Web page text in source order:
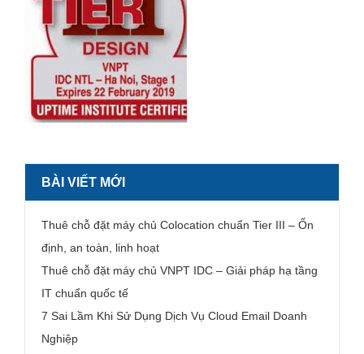
BÀI VIẾT MỚI
Thuê chỗ đặt máy chủ Colocation chuẩn Tier III – Ổn
định, an toàn, linh hoạt
Thuê chỗ đặt máy chủ VNPT IDC – Giải pháp hạ tầng
IT chuẩn quốc tế
7 Sai Lầm Khi Sử Dụng Dịch Vụ Cloud Email Doanh
Nghiệp